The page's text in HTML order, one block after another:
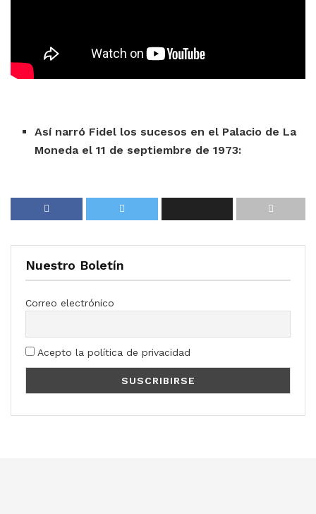
Así narró Fidel los sucesos en el Palacio de La
Moneda el 11 de septiembre de 1973:
Nuestro Boletín
Correo electrónico
Acepto la política de privacidad